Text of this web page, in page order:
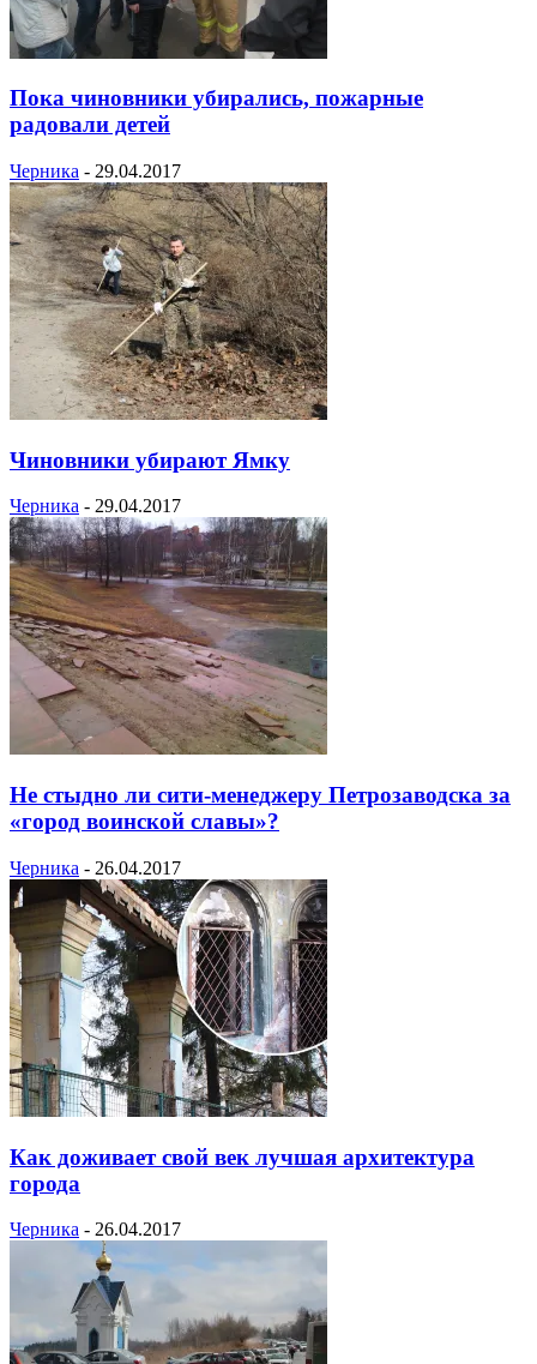
Пока чиновники убирались, пожарные
радовали детей
Черника - 29.04.2017
Чиновники убирают Ямку
Черника - 29.04.2017
Не стыдно ли сити-менеджеру Петрозаводска за
«город воинской славы»?
Черника - 26.04.2017
Как доживает свой век лучшая архитектура
города
Черника - 26.04.2017